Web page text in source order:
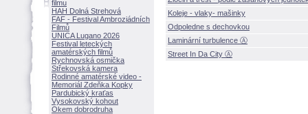
filmu
HAH Dolná Strehov
FAF - Festival Ambroziádních
Filmů
UNICA Lugano 2026
Festival leteckých
amatérských filmů
Rychnovská osmička
Střekovská kamera
Rodinné amatérské video -
Memoriál Zdeňka Kopky
Pardubický kraťas
Vysokovský kohout
Okem dobrodruha
Koleje - vlaky- mašinky
Odpoledne s dechovkou
Laminární turbulence Ⓐ
Street In Da City Ⓐ